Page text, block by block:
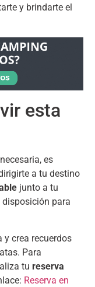
y brindarte el
esta
, es
a tu destino
junto a tu
disposición para
y crea recuerdos
. Para
tu reserva
: Reserva en